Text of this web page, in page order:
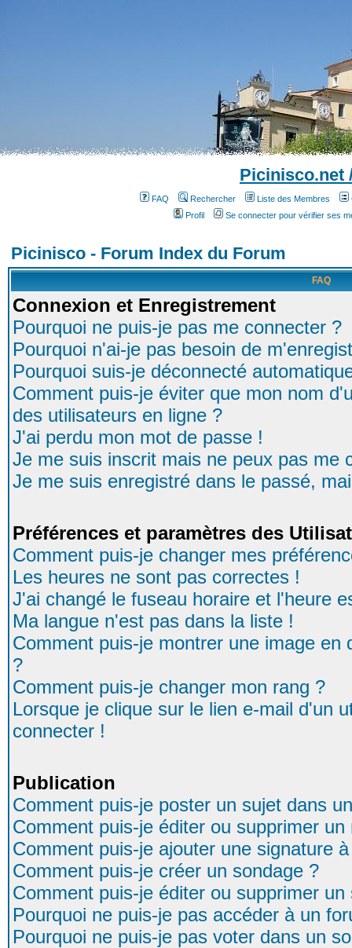
Picinisco.net
FAQ Rechercher Liste des Membres
Profil
Se connecter pour vérifier ses
Picinisco - Forum Index du Forum
FAQ
Connexion et Enregistrement
Pourquoi ne puis-je pas me connecter ?
Pourquoi n'ai-je pas besoin de
Pourquoi suis-je déconnecté
Comment puis-je éviter que mon nom
des utilisateurs en ligne ?
J'ai perdu mon mot de passe !
Je me suis inscrit mais ne peux pas me
Je me suis enregistré dans le passé,
Préférences et paramètres des
Comment puis-je changer mes
Les heures ne sont pas correctes !
J'ai changé le fuseau horaire et l'heure
Ma langue n'est pas dans la liste !
Comment puis-je montrer une image
?
Comment puis-je changer mon rang ?
Lorsque je clique sur le lien e-mail d'un
connecter !
Publication
Comment puis-je poster un sujet dans
Comment puis-je éditer ou supprimer un
Comment puis-je ajouter une signature
Comment puis-je créer un sondage ?
Comment puis-je éditer ou supprimer un
Pourquoi ne puis-je pas accéder à un
Pourquoi ne puis-je pas voter dans un